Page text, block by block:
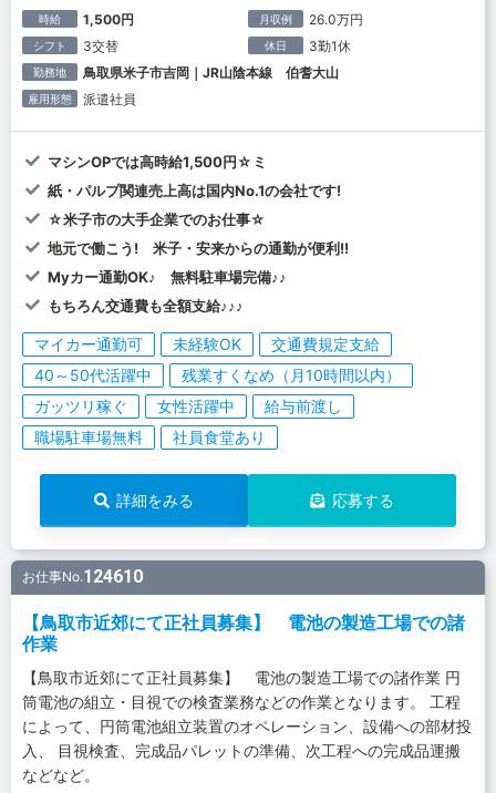
時給 1,500円 月収例 26.0万円
シフト 3交替 休日 3勤1休
勤務地 鳥取県米子市吉岡｜JR山陰本線 伯耆大山
雇用形態 派遣社員
マシンOPでは高時給1,500円☆ミ
紙・パルプ関連売上高は国内No.1の会社です!
☆米子市の大手企業でのお仕事☆
地元で働こう! 米子・安来からの通勤が便利!!
Myカー通勤OK♪ 無料駐車場完備♪♪
もちろん交通費も全額支給♪♪♪
マイカー通勤可 未経験OK
交通費規定支給
40～50代活躍中
残業すくなめ（月10時間以内）
ガッツリ稼ぐ
女性活躍中
給与前渡し
職場駐車場無料
社員食堂あり
詳細をみる 応募する
お仕事No.124610
【鳥取市近郊にて正社員募集】 電池の製造工場での諸
作業
【鳥取市近郊にて正社員募集】 電池の製造工場での諸作業 円
筒電池の組立・目視での検査業務などの作業となります。 工程
によって、円筒電池組立装置のオペレーション、設備への部材投
入、 目視検査、完成品パレットの準備、次工程への完成品運搬
などなど。